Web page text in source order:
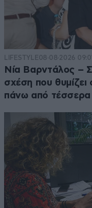
LIFESTYLE08·08·2026 09:01
Νία Βαρντάλος –
σχέση που θυμίζει
πάνω από τέσσερα